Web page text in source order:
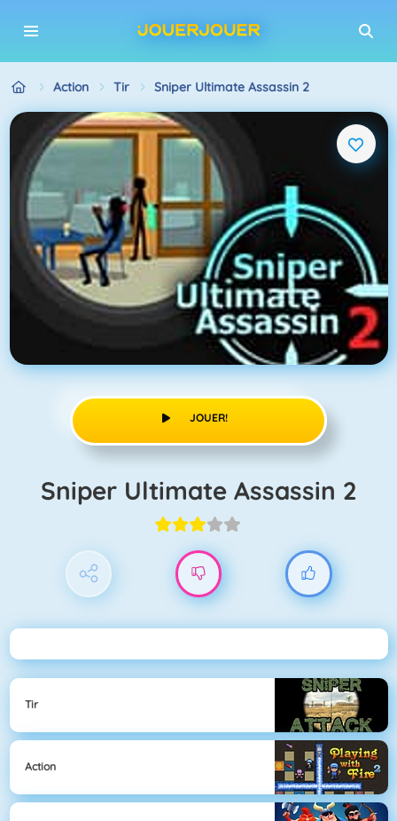
Action Tir Sniper Ultimate Assassin 2
JOUER!
Sniper Ultimate Assassin 2
Tir
Action